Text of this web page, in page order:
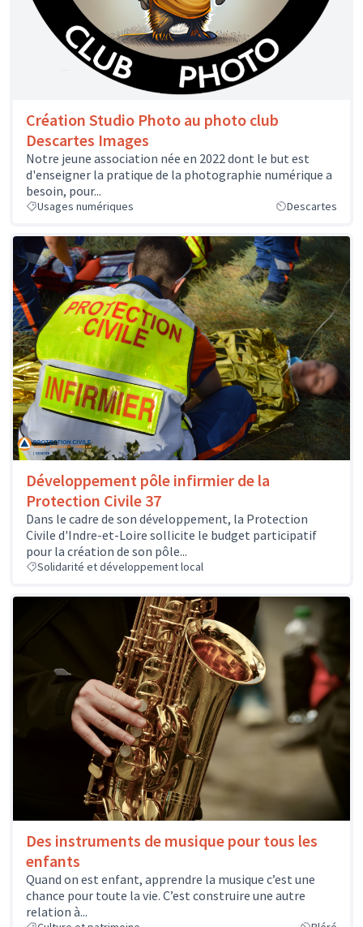
Création Studio Photo au photo club
Descartes Images
Notre jeune association née en 2022 dont le but est
d'enseigner la pratique de la photographie numérique a
besoin, pour...
Usages numériques Descartes
Développement pôle infirmier de la
Protection Civile 37
Dans le cadre de son développement, la Protection
Civile d'Indre-et-Loire sollicite le budget participatif
pour la création de son pôle...
Solidarité et développement local
Des instruments de musique pour tous les
enfants
Quand on est enfant, apprendre la musique c’est une
chance pour toute la vie. C’est construire une autre
relation à...